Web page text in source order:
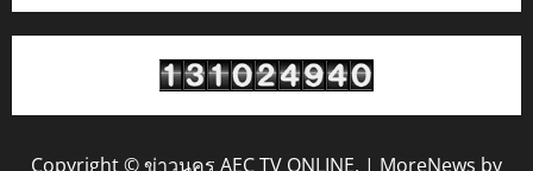
Copyright © ข่าวนคร AEC TV ONLINE. | MoreNews by